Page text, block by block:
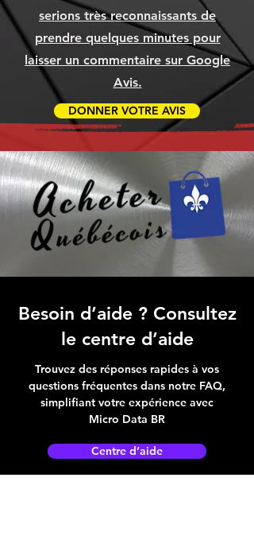
serions très reconnaissants de
prendre quelques minutes pour
laisser un commentaire sur Google
Avis.
DONNER VOTRE AVIS
Besoin d’aide ? Consultez
le centre d’aide
Trouvez des réponses rapides à vos
questions fréquentes dans notre FAQ,
simplifiant votre expérience avec
Micro Data BR
Centre d’aide